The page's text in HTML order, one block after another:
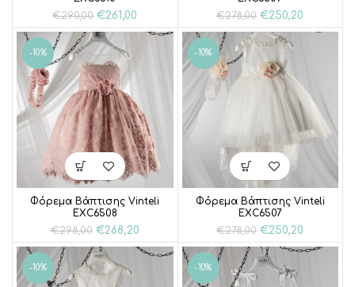
€290,00 Original
price
was:
€290,00.
€261,00
τρέχουσα
€278,00 Original
price
was:
€278,00.
€250,20
-10%
Φόρεμα Βάπτισης Vinteli
EXC6508
€298,00 Original
price
was:
€298,00.
€268,20Η
τρέχουσα
τιμή
-10%
Φόρεμα Βάπτισης Vinteli
EXC6507
€278,00 Original
price
was:
€278,00.
€250,20
-10% -10%